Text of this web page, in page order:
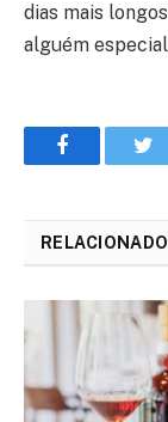
dias mais
alguém
Facebook